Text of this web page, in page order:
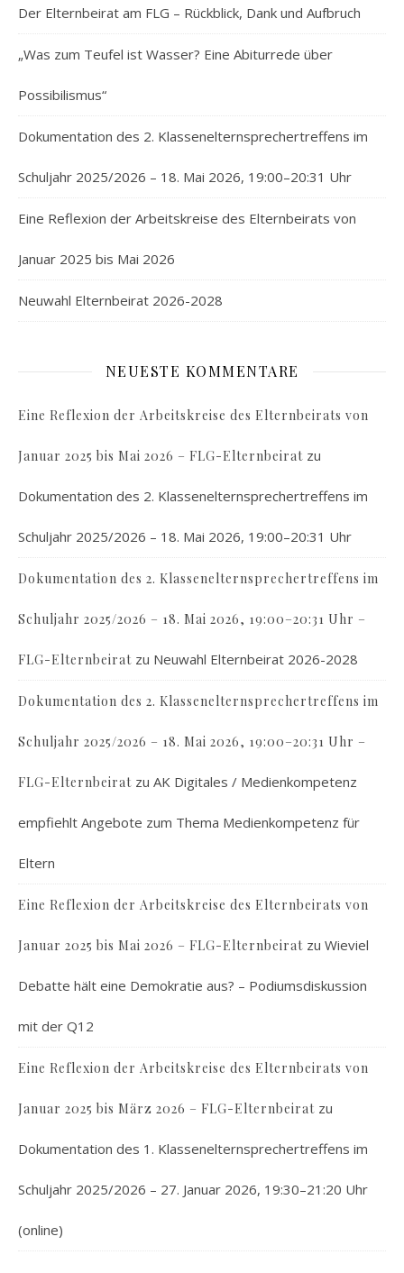
Der Elternbeirat am FLG – Rückblick, Dank und Aufbruch
„Was zum Teufel ist Wasser? Eine Abiturrede über
Possibilismus“
Dokumentation des 2. Klassenelternsprechertreffens im
Schuljahr 2025/2026 – 18. Mai 2026, 19:00–20:31 Uhr
Eine Reflexion der Arbeitskreise des Elternbeirats von
Januar 2025 bis Mai 2026
Neuwahl Elternbeirat 2026-2028
NEUESTE KOMMENTARE
Eine Reflexion der Arbeitskreise des Elternbeirats von
Januar 2025 bis Mai 2026 – FLG-Elternbeirat zu
Dokumentation des 2. Klassenelternsprechertreffens im
Schuljahr 2025/2026 – 18. Mai 2026, 19:00–20:31 Uhr
Dokumentation des 2. Klassenelternsprechertreffens im
Schuljahr 2025/2026 – 18. Mai 2026, 19:00–20:31 Uhr –
FLG-Elternbeirat zu Neuwahl Elternbeirat 2026-2028
Dokumentation des 2. Klassenelternsprechertreffens im
Schuljahr 2025/2026 – 18. Mai 2026, 19:00–20:31 Uhr –
FLG-Elternbeirat zu AK Digitales / Medienkompetenz
empfiehlt Angebote zum Thema Medienkompetenz für
Eltern
Eine Reflexion der Arbeitskreise des Elternbeirats von
Januar 2025 bis Mai 2026 – FLG-Elternbeirat zu Wieviel
Debatte hält eine Demokratie aus? – Podiumsdiskussion
mit der Q12
Eine Reflexion der Arbeitskreise des Elternbeirats von
Januar 2025 bis März 2026 – FLG-Elternbeirat zu
Dokumentation des 1. Klassenelternsprechertreffens im
Schuljahr 2025/2026 – 27. Januar 2026, 19:30–21:20 Uhr
(online)